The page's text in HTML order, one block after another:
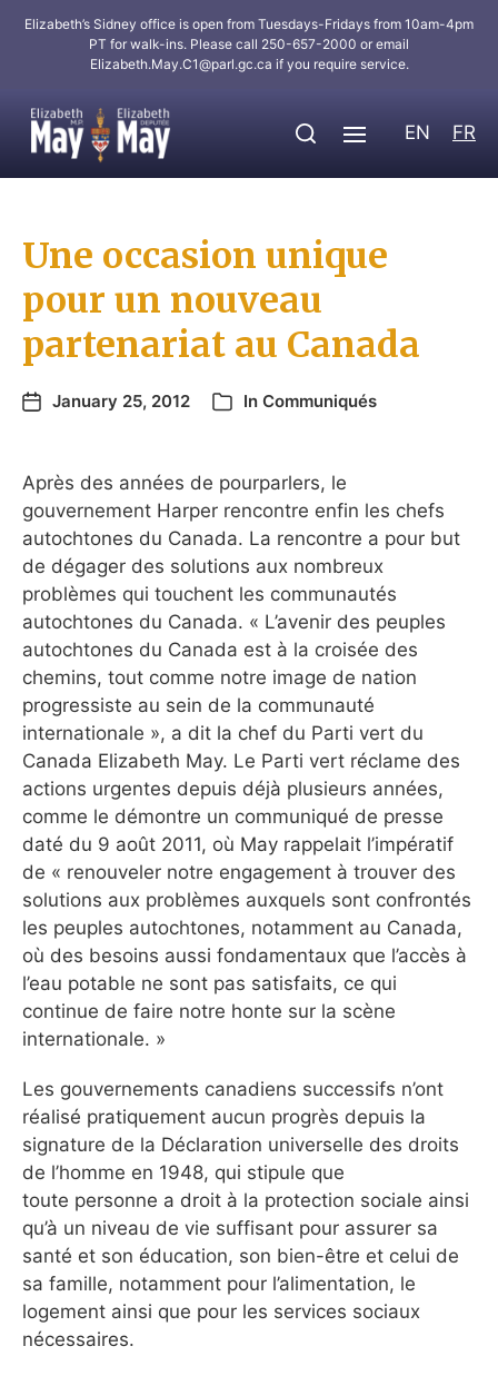
Elizabeth’s Sidney office is open from Tuesdays-Fridays from 10am-4pm
PT for walk-ins. Please call 250-657-2000 or email
Elizabeth.May.C1@parl.gc.ca if you require service.
EN FR
Une occasion unique
pour un nouveau
partenariat au Canada
January 25, 2012 In Communiqués
Après des années de pourparlers, le
gouvernement Harper rencontre enfin les chefs
autochtones du Canada. La rencontre a pour but
de dégager des solutions aux nombreux
problèmes qui touchent les communautés
autochtones du Canada. « L’avenir des peuples
autochtones du Canada est à la croisée des
chemins, tout comme notre image de nation
progressiste au sein de la communauté
internationale », a dit la chef du Parti vert du
Canada Elizabeth May. Le Parti vert réclame des
actions urgentes depuis déjà plusieurs années,
comme le démontre un communiqué de presse
daté du 9 août 2011, où May rappelait l’impératif
de « renouveler notre engagement à trouver des
solutions aux problèmes auxquels sont confrontés
les peuples autochtones, notamment au Canada,
où des besoins aussi fondamentaux que l’accès à
l’eau potable ne sont pas satisfaits, ce qui
continue de faire notre honte sur la scène
internationale. »
Les gouvernements canadiens successifs n’ont
réalisé pratiquement aucun progrès depuis la
signature de la Déclaration universelle des droits
de l’homme en 1948, qui stipule que
toute personne a droit à la protection sociale ainsi
qu’à un niveau de vie suffisant pour assurer sa
santé et son éducation, son bien-être et celui de
sa famille, notamment pour l’alimentation, le
logement ainsi que pour les services sociaux
nécessaires.